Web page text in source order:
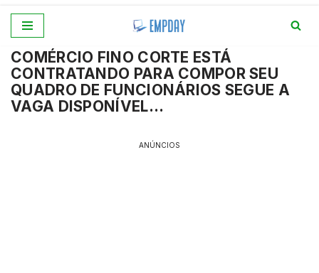
para
o
conteúdo
COMÉRCIO FINO CORTE ESTÁ
CONTRATANDO PARA COMPOR SEU
QUADRO DE FUNCIONÁRIOS SEGUE A
VAGA DISPONÍVEL…
ANÚNCIOS